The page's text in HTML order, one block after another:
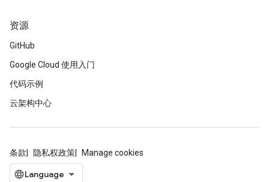
资源
GitHub
Google Cloud 使用入门
代码示例
云架构中心
条款 隐私权政策 Manage cookies